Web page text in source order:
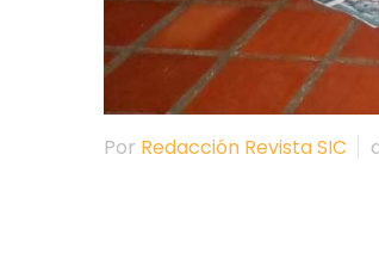
Por Redacción Revista SIC